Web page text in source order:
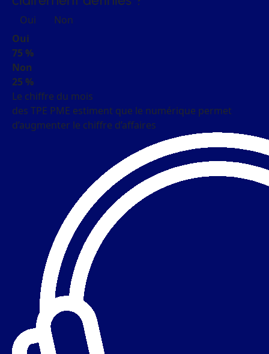
Oui
Non
Oui
75 %
Non
25 %
Le chiffre du mois
des TPE PME estiment que le numérique permet
d’augmenter le chiffre d’affaires